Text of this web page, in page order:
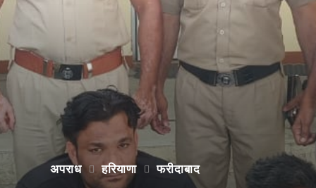
अपराध हरियाणा फरीदाबाद